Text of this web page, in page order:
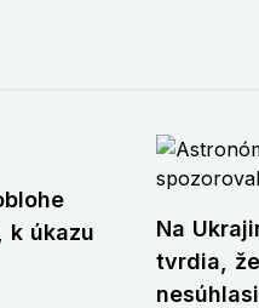
k úkazu
Na
tvrdia,